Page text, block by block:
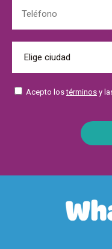
Acepto lostérminos y